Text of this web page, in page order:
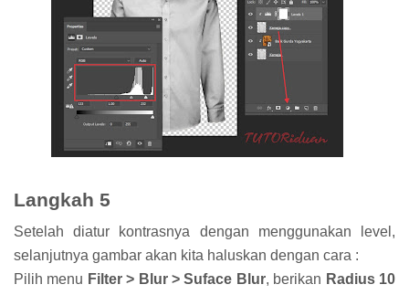
Langkah 5
Setelah diatur kontrasnya dengan menggunakan level,
selanjutnya gambar akan kita haluskan dengan cara :
Pilih menu Filter > Blur > Suface Blur, berikan Radius 10